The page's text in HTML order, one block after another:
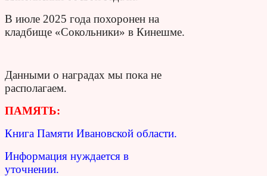
В июле 2025 года похоронен на
кладбище «Сокольники» в Кинешме.
Данными о наградах мы пока не
располагаем.
ПАМЯТЬ:
Книга Памяти Ивановской области.
Информация нуждается в
уточнении.